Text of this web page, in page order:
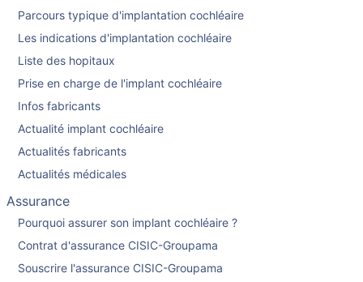
Parcours typique d'implantation cochléaire
Les indications d'implantation cochléaire
Liste des hopitaux
Prise en charge de l'implant cochléaire
Infos fabricants
Actualité implant cochléaire
Actualités fabricants
Actualités médicales
Assurance
Pourquoi assurer son implant cochléaire ?
Contrat d'assurance CISIC-Groupama
Souscrire l'assurance CISIC-Groupama